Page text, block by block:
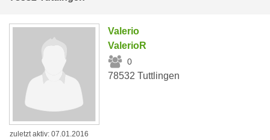
Valerio
ValerioR
0
78532 Tuttlingen
zuletzt aktiv: 07.01.2016